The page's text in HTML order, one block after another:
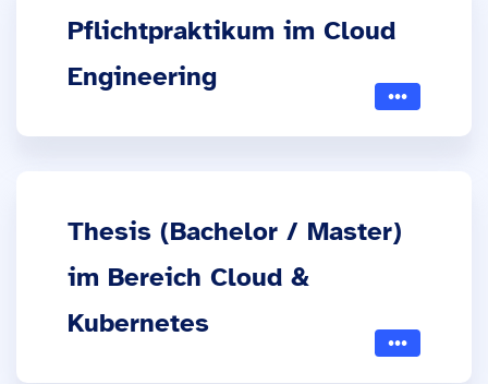
Pflichtpraktikum im Cloud
Engineering
Thesis (Bachelor / Master)
im Bereich Cloud &
Kubernetes